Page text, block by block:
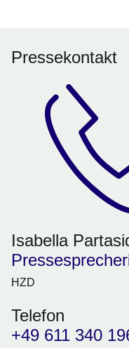
Pressekontakt
Isabella
HZD
Telefon
+49 611 340